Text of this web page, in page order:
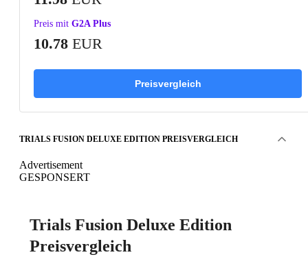
Preis mit G2A Plus
10.78 EUR
Preisvergleich
TRIALS FUSION DELUXE EDITION PREISVERGLEICH
Advertisement
GESPONSERT
Trials Fusion Deluxe Edition
Preisvergleich